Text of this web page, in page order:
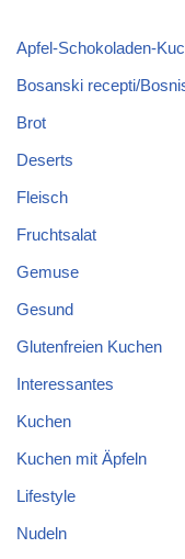
Apfel-Schokoladen-
Bosanski recepti/
Brot
Deserts
Fleisch
Fruchtsalat
Gemuse
Gesund
Glutenfreien Kuchen
Interessantes
Kuchen
Kuchen mit Äpfeln
Lifestyle
Nudeln